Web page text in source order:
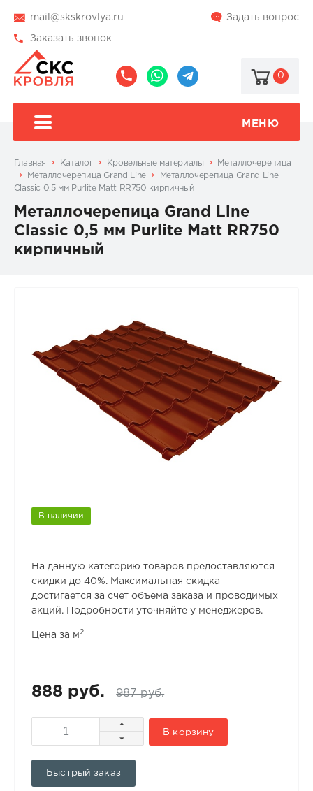
mail@skskrovlya.ru Задать вопрос
Заказать звонок
0
МЕНЮ
Главная Каталог Кровельные материалы
Металлочерепица
Металлочерепица Grand Line
Металлочерепица Grand Line
Classic 0,5 мм Purlite Matt RR750 кирпичный
Металлочерепица Grand Line
Classic 0,5 мм Purlite Matt RR750
кирпичный
В наличии
На данную категорию товаров предоставляются
скидки до 40%. Максимальная скидка
достигается за счет объема заказа и проводимых
акций. Подробности уточняйте у менеджеров.
Цена за м 2
888 руб. 987 руб.
В корзину
Быстрый заказ